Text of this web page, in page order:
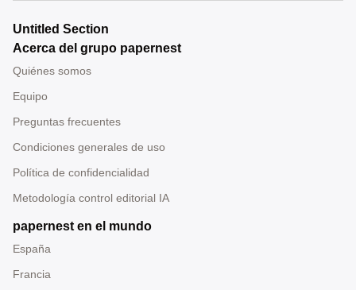
Untitled Section
Acerca del grupo papernest
Quiénes somos
Equipo
Preguntas frecuentes
Condiciones generales de uso
Política de confidencialidad
Metodología control editorial IA
papernest en el mundo
España
Francia